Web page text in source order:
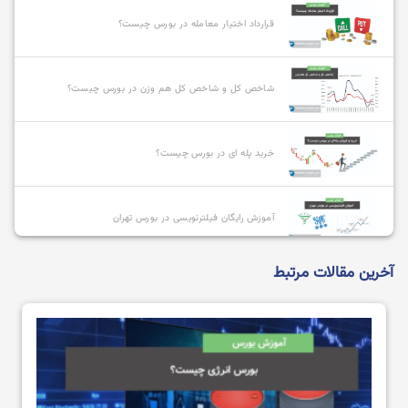
قرارداد اختیار معامله در بورس چیست؟
شاخص کل و شاخص کل هم وزن در بورس چیست؟
خرید پله ای در بورس چیست؟
آموزش رایگان فیلترنویسی در بورس تهران
کارگزار ناظر کیست و چگونه میتوانیم آن را تغییر دهیم؟
آخرین مقالات مرتبط